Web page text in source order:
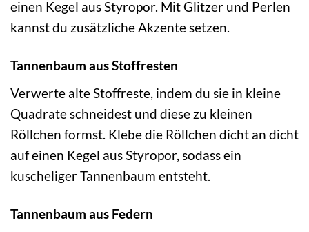
einen Kegel aus Styropor. Mit Glitzer und Perlen
kannst du zusätzliche Akzente setzen.
Tannenbaum aus Stoffresten
Verwerte alte Stoffreste, indem du sie in kleine
Quadrate schneidest und diese zu kleinen
Röllchen formst. Klebe die Röllchen dicht an dicht
auf einen Kegel aus Styropor, sodass ein
kuscheliger Tannenbaum entsteht.
Tannenbaum aus Federn